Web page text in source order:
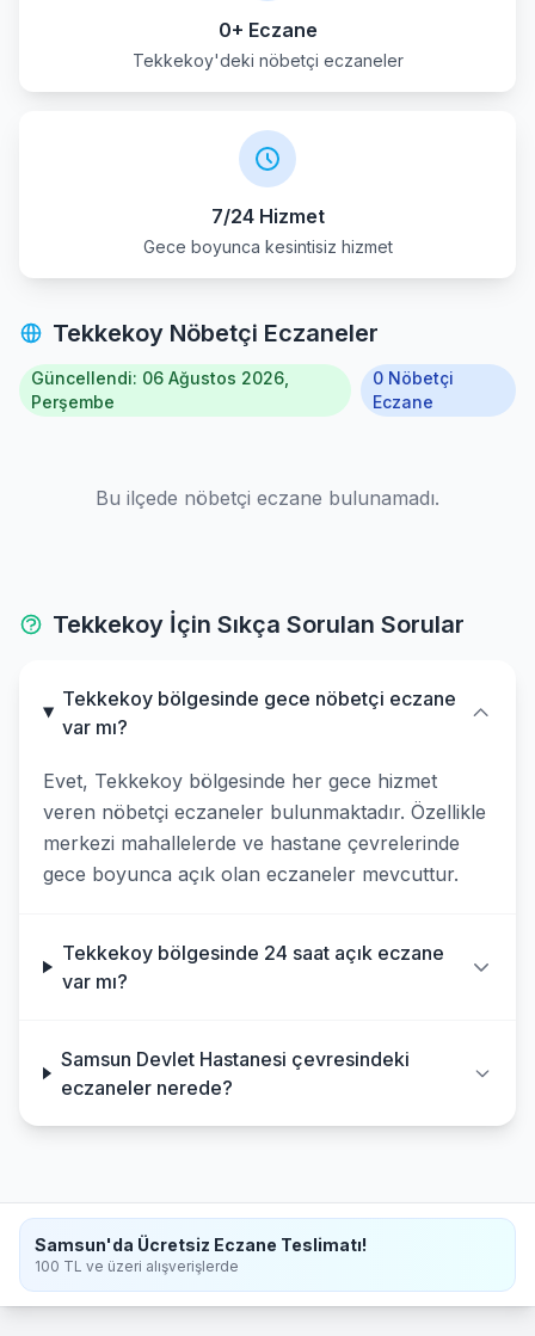
0+ Eczane
Tekkekoy'deki nöbetçi eczaneler
7/24 Hizmet
Gece boyunca kesintisiz hizmet
Tekkekoy Nöbetçi Eczaneler
Güncellendi: 06 Ağustos 2026,
Perşembe
0 Nöbetçi
Eczane
Bu ilçede nöbetçi eczane bulunamadı.
Tekkekoy İçin Sıkça Sorulan Sorular
Tekkekoy bölgesinde gece nöbetçi eczane
var mı?
Evet, Tekkekoy bölgesinde her gece hizmet
veren nöbetçi eczaneler bulunmaktadır. Özellikle
merkezi mahallelerde ve hastane çevrelerinde
gece boyunca açık olan eczaneler mevcuttur.
Tekkekoy bölgesinde 24 saat açık eczane
var mı?
Samsun Devlet Hastanesi çevresindeki
eczaneler nerede?
Samsun'da Ücretsiz Eczane Teslimatı!
100 TL ve üzeri alışverişlerde